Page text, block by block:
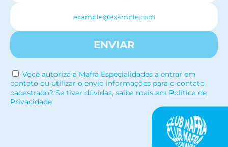
ENVIAR
Você autoriza a Mafra Especialidades a entrar em
contato ou utilizar o envio informações para o contato
cadastrado? Se tiver dúvidas, saiba mais em Política de
Privacidade